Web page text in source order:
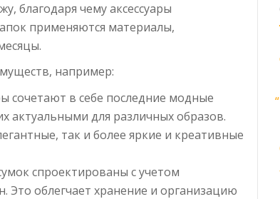
благодаря чему аксессуары
применяются материалы,
например:
сочетают в себе последние модные
актуальными для различных образов.
так и более яркие и креативные
спроектированы с учетом
облегчает хранение и организацию
“